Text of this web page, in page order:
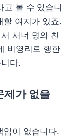
고 볼 수 있습니
할 여지가 있죠.
서너 명의 친
비영리로 행한
다.
제가 없을
임이 없습니다.